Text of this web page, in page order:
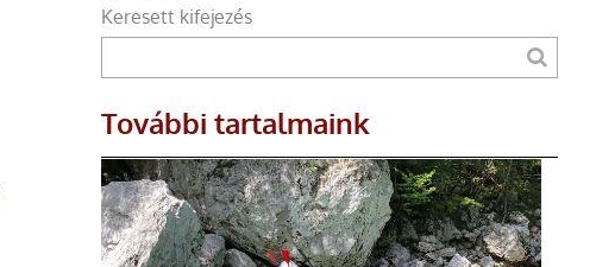
Keresett kifejezés
További tartalmaink